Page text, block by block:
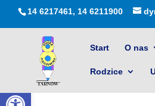
Otwórz pasek narzędzi
14 6217461, 14 6211900
Start O nas
Rodzice